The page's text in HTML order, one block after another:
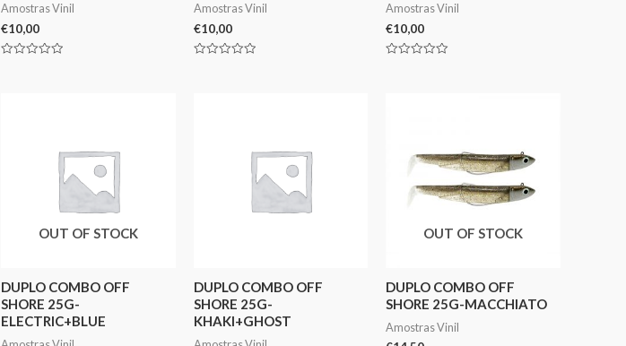
Amostras Vinil
€10,00
Amostras Vinil
€10,00
Amostras Vinil
€10,00
OUT OF STOCK
DUPLO COMBO OFF
SHORE 25G-
ELECTRIC+BLUE
DUPLO COMBO OFF
SHORE 25G-
KHAKI+GHOST
OUT OF STOCK
DUPLO COMBO OFF
SHORE 25G-MACCHIATO
Amostras Vinil